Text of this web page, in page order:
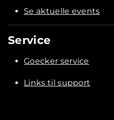
Se aktuelle events
Service
Goecker service
Links til support